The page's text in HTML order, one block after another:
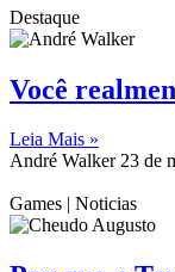
Destaque
Você
Leia Mais »
André Walker23 de
Games | Noticias